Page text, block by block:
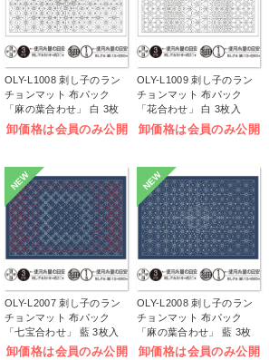
OLY-L1008 刺し子のラン
チョンマット 布パック
「麻の葉合わせ」 白 3枚
入 (袋)
卸価格は会員のみ公開
OLY-L1009 刺し子のラン
チョンマット 布パック
「花合わせ」 白 3枚入
(袋)
卸価格は会員のみ公開
NEW
OLY-L2007 刺し子のラン
チョンマット 布パック
「七宝合わせ」 藍 3枚入
(袋)
卸価格は会員のみ公開
NEW
OLY-L2008 刺し子のラン
チョンマット 布パック
「麻の葉合わせ」 藍 3枚
入 (袋)
卸価格は会員のみ公開